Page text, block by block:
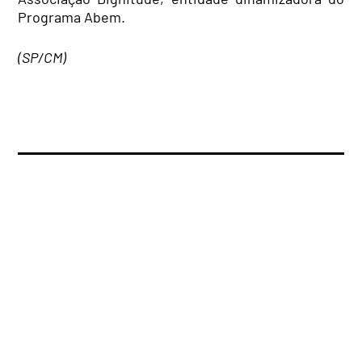
Programa Abem.
(SP/CM)